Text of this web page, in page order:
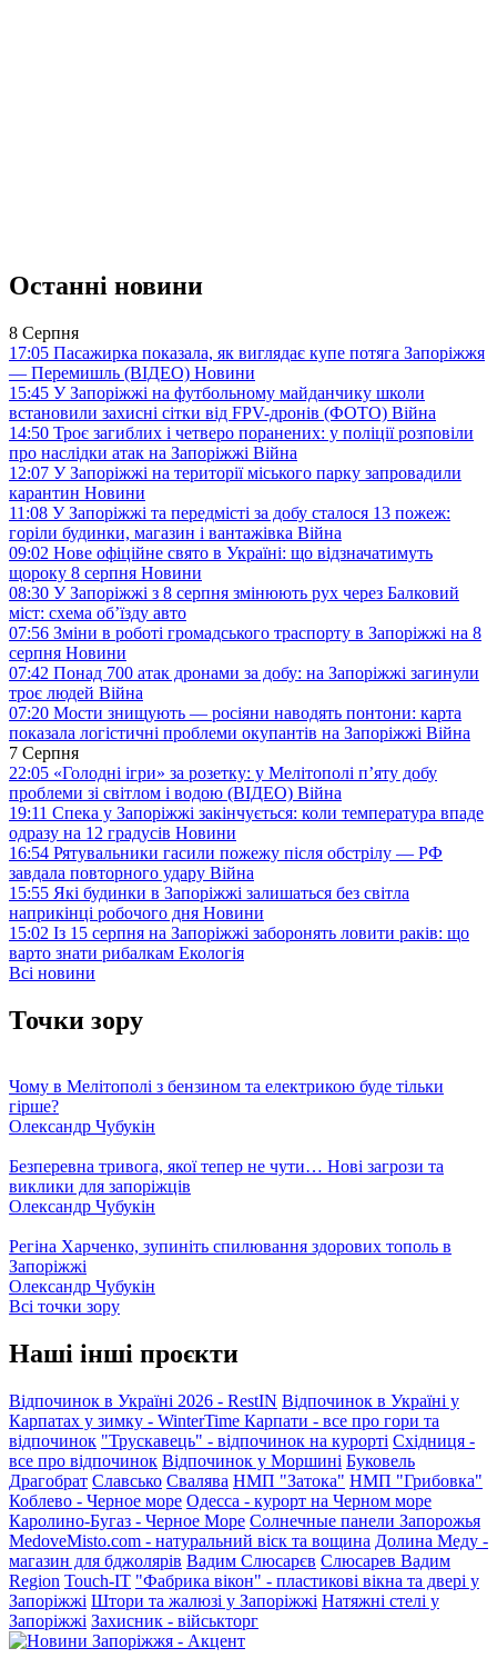
Останні новини
8 Серпня
17:05 Пасажирка показала, як виглядає купе потяга Запоріжжя
— Перемишль (ВІДЕО) Новини
15:45 У Запоріжжі на футбольному майданчику школи
встановили захисні сітки від FPV-дронів (ФОТО) Війна
14:50 Троє загиблих і четверо поранених: у поліції розповіли
про наслідки атак на Запоріжжі Війна
12:07 У Запоріжжі на території міського парку запровадили
карантин Новини
11:08 У Запоріжжі та передмісті за добу сталося 13 пожеж:
горіли будинки, магазин і вантажівка Війна
09:02 Нове офіційне свято в Україні: що відзначатимуть
щороку 8 серпня Новини
08:30 У Запоріжжі з 8 серпня змінюють рух через Балковий
міст: схема об’їзду авто
07:56 Зміни в роботі громадського траспорту в Запоріжжі на 8
серпня Новини
07:42 Понад 700 атак дронами за добу: на Запоріжжі загинули
троє людей Війна
07:20 Мости знищують — росіяни наводять понтони: карта
показала логістичні проблеми окупантів на Запоріжжі Війна
7 Серпня
22:05 «Голодні ігри» за розетку: у Мелітополі п’яту добу
проблеми зі світлом і водою (ВІДЕО) Війна
19:11 Спека у Запоріжжі закінчується: коли температура впаде
одразу на 12 градусів Новини
16:54 Рятувальники гасили пожежу після обстрілу — РФ
завдала повторного удару Війна
15:55 Які будинки в Запоріжжі залишаться без світла
наприкінці робочого дня Новини
15:02 Із 15 серпня на Запоріжжі заборонять ловити раків: що
варто знати рибалкам Екологія
Всі новини
Точки зору
Чому в Мелітополі з бензином та електрикою буде тільки
гірше?
Олександр Чубукін
Безперевна тривога, якої тепер не чути… Нові загрози та
виклики для запоріжців
Олександр Чубукін
Регіна Харченко, зупиніть спилювання здорових тополь в
Запоріжжі
Олександр Чубукін
Всі точки зору
Наші інші проєкти
Відпочинок в Україні 2026 - RestIN Відпочинок в Україні у
Карпатах у зимку - WinterTime Карпати - все про гори та
відпочинок "Трускавець" - відпочинок на курорті Східниця -
все про відпочинок Відпочинок у Моршині Буковель
Драгобрат Славсько Свалява НМП "Затока" НМП "Грибовка"
Коблево - Черное море Одесса - курорт на Черном море
Каролино-Бугаз - Черное Море Солнечные панели Запорожья
MedoveMisto.com - натуральний віск та вощина Долина Меду -
магазин для бджолярів Вадим Слюсарєв Слюсарев Вадим
Region Touch-IT "Фабрика вікон" - пластикові вікна та двері у
Запоріжжі Штори та жалюзі у Запоріжжі Натяжні стелі у
Запоріжжі Захисник - військторг